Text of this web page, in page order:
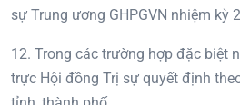
sự Trung ương GHPGVN nhiệm kỳ
12. Trong các trường hợp đặc biệt
trực Hội đồng Trị sự quyết định